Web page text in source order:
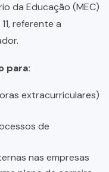
da Educação (MEC)
referente a
para:
extracurriculares)
de
nas empresas